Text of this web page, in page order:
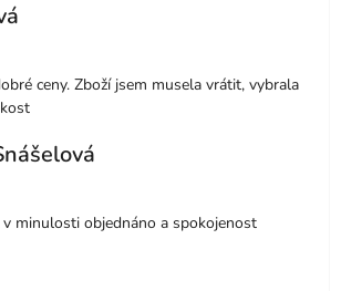
je 4 z 5 hvězdiček.
ceny. Zboží jsem musela vrátit, vybrala
je 5 z 5 hvězdiček.
minulosti objednáno a spokojenost